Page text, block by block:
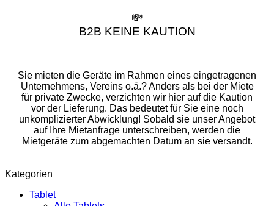
💸
B2B KEINE KAUTION
Sie mieten die Geräte im Rahmen eines eingetragenen
Unternehmens, Vereins o.ä.? Anders als bei der Miete
für private Zwecke, verzichten wir hier auf die Kaution
vor der Lieferung. Das bedeutet für Sie eine noch
unkomplizierter Abwicklung! Sobald sie unser Angebot
auf Ihre Mietanfrage unterschreiben, werden die
Mietgeräte zum abgemachten Datum an sie versandt.
Kategorien
Tablet